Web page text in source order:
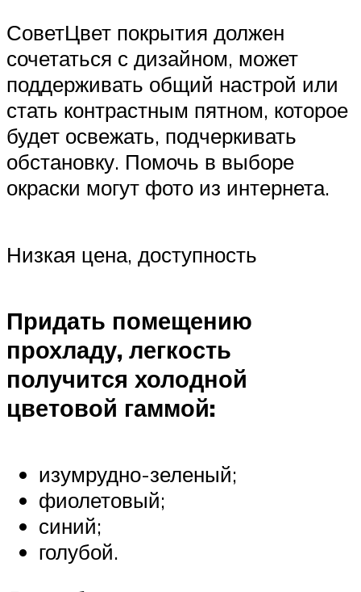
СоветЦвет покрытия должен
сочетаться с дизайном, может
поддерживать общий настрой или
стать контрастным пятном, которое
будет освежать, подчеркивать
обстановку. Помочь в выборе
окраски могут фото из интернета.
Низкая цена, доступность
Придать помещению
прохладу, легкость
получится холодной
цветовой гаммой:
изумрудно-зеленый;
фиолетовый;
синий;
голубой.